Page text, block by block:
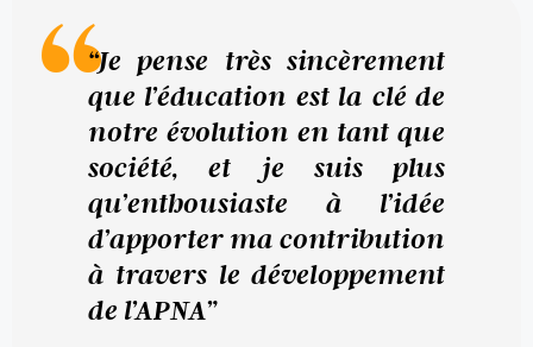
“Je pense très sincèrement
que l’éducation est la clé de
notre évolution en tant que
société, et je suis plus
qu’enthousiaste à l’idée
d’apporter ma contribution
à travers le développement
de l’APNA”